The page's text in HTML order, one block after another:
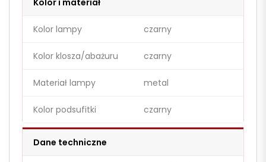
Kolor i materiał
Kolor lampy czarny
Kolor klosza/abażuru czarny
Materiał lampy metal
Kolor podsufitki czarny
Dane techniczne